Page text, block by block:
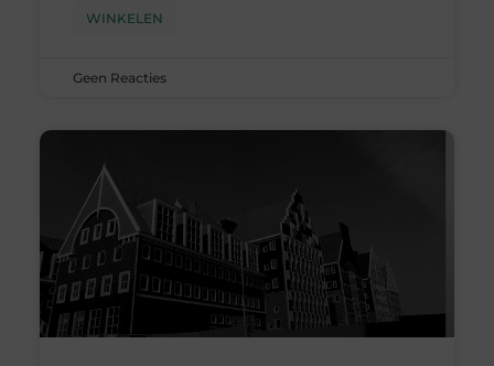
WINKELEN
Geen Reacties